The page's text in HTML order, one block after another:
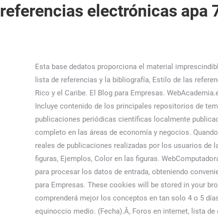
referencias electrónicas apa
Esta base dedatos proporciona el material imprescindible para los estudiantes que estudian aspectos del comportamiento y la interacción humanos. Cuál es la diferencia entre la lista de referencias y la bibliografía, Estilo de las referencias APA: Séptima edición. ), Tesauro especializado en filosofía, con enfoque de género, Visiones transversales de Puerto Rico y el Caribe. El Blog para Empresas. WebAcademia.edu is a platform for academics to share research papers. Sea cual sea la razón que te trajo aquí pues ¡Bienvenido(a)! Incluye contenido de los principales repositorios de temas como arXiv, así como revistas de acceso abierto. Esta base de datos proporciona texto completo activo a publicaciones periódicas científicas localmente publicadas por editoriales e instituciones académicas en el Reino Unido y la República de Irlanda. A. Es una base de datos en texto completo en las áreas de economía y negocios. Quando existir mais do que um autor, usar e antes do nome do último autor. Los títulos se seleccionan basados en las búsquedas reales de publicaciones realizadas por los usuarios de la biblioteca y contienen muchos títulos recomendados por Bowker's Revistas para bibliotecas. Configuración de tablas y figuras, Ejemplos, Color en las figuras. WebComputadora, computador u ordenador [1] [2] [3] es una máquina electrónica digital programable que ejecuta una serie de comandos para procesar los datos de entrada, obteniendo convenientemente información que posteriormente se envía a las unidades de salida. Protocolo para visitar la biblioteca. El Blog para Empresas. These cookies will be stored in your browser only with your consent. (AÃ±o). Si tiene tiempo, la recomendación es dividir los módulos por día, de esta manera comprenderá mejor los conceptos en tan solo 4 o 5 días. Journal of Educational Computing Research, 17 El tiempo transcurrido entre dos pasos sucesivos del Sol por el equinoccio medio. (Fecha).Â, Foros en internet, lista de direcciones electrÃ³nicas y otras comunidades en lÃ­nea: Autor, (DÃ­a, Mes, AÃ±o) TÃ­tulo del mensaje [DescripciÃ³n de la forma] Recuperado de htpp://wwwâ¦, _____________________________________________. Web7. Orden de las páginas, Configuración de la página de título, Encabezado, Espaciado, Márgenes, Alineación y Sangría, Títulos, Plantillas. ProQuest Agriculture Journals ofrece el texto completo, así como imágenes completas de revistas como Agricultural Research, Forest Products Journal, Journal of Animal Science, Journal of Soil and Water Conservation y Plant Plant Physiology. Apellido del autor y luego va coma, Nombre del autor abreviado con punto. El manual APA establece las siguientes directrices para incluir una fuente con un dato faltante tanto en la lista de referencias como en el proyecto: En caso tal de que desee presentar su proyecto con Normas APA – Séptima edición, le recomendamos que este atento a los diferentes cambios en las citas textuales, los cuales podrá conocer a continuación en la siguiente tabla: Programas como Word,